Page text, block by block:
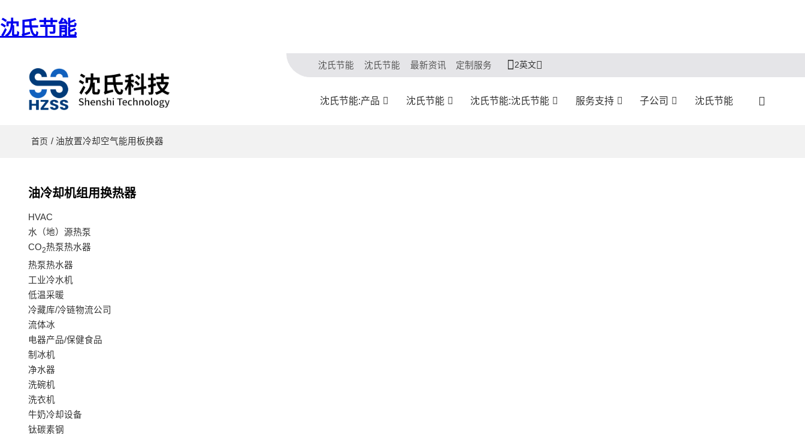
沈氏节能
沈氏节能 沈氏节能 最新资讯 定制服务 2英文
沈氏节能:产品 沈氏节能 沈氏节能:沈氏节能 服务支持 子公司 沈氏节能
首页 / 油放置冷却空气能用板换器
油冷却机组用换热器
HVAC
水（地）源热泵
CO2热泵热水器
热泵热水器
工业冷水机
低温采暖
冷藏库/冷链物流公司
流体冰
电器产品/保健食品
制冰机
净水器
洗碗机
洗衣机
牛奶冷却设备
钛碳素钢